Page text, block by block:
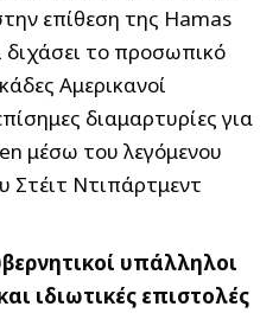
επίθεση της Hamas
διχάσει το προσωπικό
Αμερικανοί
διαμαρτυρίες για
μέσω του λεγόμενου
Στέιτ Ντιπάρτμεντ
υπάλληλοι
ιδιωτικές επιστολές